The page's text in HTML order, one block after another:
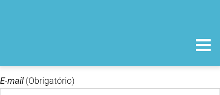
E-mail (Obrigatório)